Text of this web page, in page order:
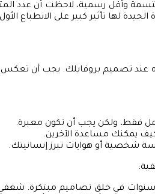
وأقل رسمية، لاحظت أن عدد
لها تأثير كبير على الانطباع
عند تصميم بروفايلك. يجب أن تعكس
يمكنك مساعدة الآخرين.
شخصية أو هوايات تبرز إنسانيتك.
“أنا [اسمك]، مصمم غرافيكي بخبرة تزيد عن 5 سنوات في خلق